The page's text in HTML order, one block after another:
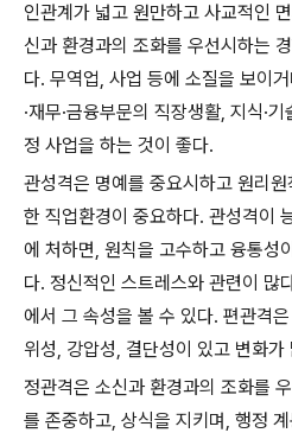
인관계가 넓고 원만하고 사교적인
신과 환경과의 조화를 우선시하는
다. 무역업, 사업 등에 소질을 보이
·재무·금융부문의 직장생활, 지식·
정 사업을 하는 것이 좋다.
관성격은 명예를 중요시하고 원리
한 직업환경이 중요하다. 관성격이
에 처하면, 원칙을 고수하고 융통성
다. 정신적인 스트레스와 관련이 많
에서 그 속성을 볼 수 있다. 편관격
위성, 강압성, 결단성이 있고 변화
정관격은 소신과 환경과의 조화를
를 존중하고, 상식을 지키며, 행정